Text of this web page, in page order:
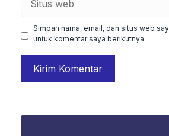
Simpan nama, email, dan situs web
untuk komentar saya berikutnya.